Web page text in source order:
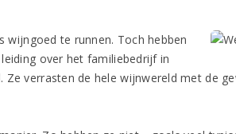
te runnen. Toch hebben
over het familiebedrijf in
verrasten de hele wijnwereld met de